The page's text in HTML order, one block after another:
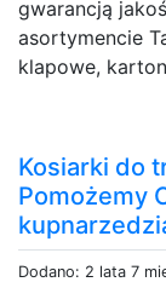
gwarancją
asortymencie
klapowe,
Kosiarki do
Pomożemy
Dodano: 2 lata 7